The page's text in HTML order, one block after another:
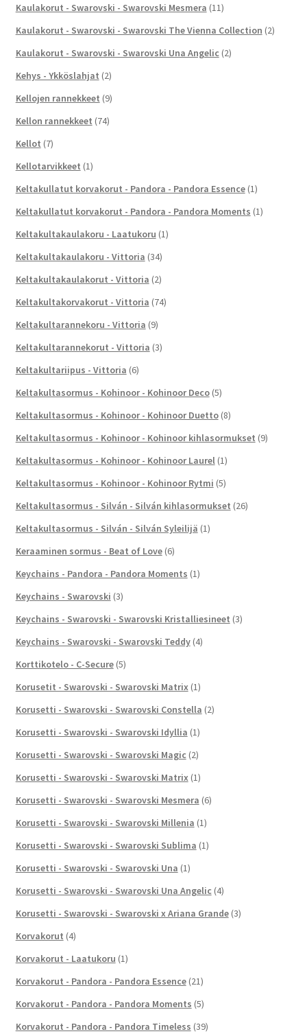
Kaulakorut - Swarovski - Swarovski Mesmera (11)
Kaulakorut - Swarovski - Swarovski The Vienna Collection (2)
Kaulakorut - Swarovski - Swarovski Una Angelic (2)
Kehys - Ykköslahjat (2)
Kellojen rannekkeet (9)
Kellon rannekkeet (74)
Kellot (7)
Kellotarvikkeet (1)
Keltakullatut korvakorut - Pandora - Pandora Essence (1)
Keltakullatut korvakorut - Pandora - Pandora Moments (1)
Keltakultakaulakoru - Laatukoru (1)
Keltakultakaulakoru - Vittoria (34)
Keltakultakaulakorut - Vittoria (2)
Keltakultakorvakorut - Vittoria (74)
Keltakultarannekoru - Vittoria (9)
Keltakultarannekorut - Vittoria (3)
Keltakultariipus - Vittoria (6)
Keltakultasormus - Kohinoor - Kohinoor Deco (5)
Keltakultasormus - Kohinoor - Kohinoor Duetto (8)
Keltakultasormus - Kohinoor - Kohinoor kihlasormukset (9)
Keltakultasormus - Kohinoor - Kohinoor Laurel (1)
Keltakultasormus - Kohinoor - Kohinoor Rytmi (5)
Keltakultasormus - Silván - Silván kihlasormukset (26)
Keltakultasormus - Silván - Silván Syleilijä (1)
Keraaminen sormus - Beat of Love (6)
Keychains - Pandora - Pandora Moments (1)
Keychains - Swarovski (3)
Keychains - Swarovski - Swarovski Kristalliesineet (3)
Keychains - Swarovski - Swarovski Teddy (4)
Korttikotelo - C-Secure (5)
Korusetit - Swarovski - Swarovski Matrix (1)
Korusetti - Swarovski - Swarovski Constella (2)
Korusetti - Swarovski - Swarovski Idyllia (1)
Korusetti - Swarovski - Swarovski Magic (2)
Korusetti - Swarovski - Swarovski Matrix (1)
Korusetti - Swarovski - Swarovski Mesmera (6)
Korusetti - Swarovski - Swarovski Millenia (1)
Korusetti - Swarovski - Swarovski Sublima (1)
Korusetti - Swarovski - Swarovski Una (1)
Korusetti - Swarovski - Swarovski Una Angelic (4)
Korusetti - Swarovski - Swarovski x Ariana Grande (3)
Korvakorut (4)
Korvakorut - Laatukoru (1)
Korvakorut - Pandora - Pandora Essence (21)
Korvakorut - Pandora - Pandora Moments (5)
Korvakorut - Pandora - Pandora Timeless (39)